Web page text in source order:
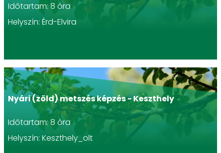
Időtartam: 8 óra
Helyszín: Érd-Elvira
Nyári (zöld) metszés képzés - Keszthely
Időtartam: 8 óra
Helyszín: Keszthely_olt